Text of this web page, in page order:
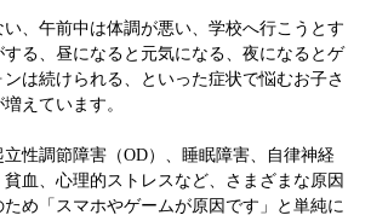
、午前中は体調が悪い、学校へ行こうとす
る、昼になると元気になる、夜になるとゲ
は続けられる、といった症状で悩むお子さ
えています。
性調節障害（OD）、睡眠障害、自律神経
血、心理的ストレスなど、さまざまな原因
め「スマホやゲームが原因です」と単純に